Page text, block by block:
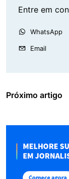
Entre em
WhatsApp
Email
Próximo artigo